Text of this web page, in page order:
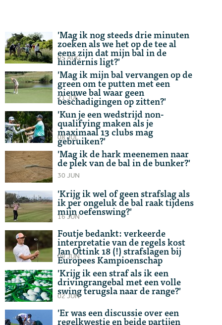
'Mag ik nog steeds drie minuten
zoeken als we het op de tee al
eens zijn dat mijn bal in de
hindernis ligt?'
05 AUG
'Mag ik mijn bal vervangen op de
green om te putten met een
nieuwe bal waar geen
beschadigingen op zitten?'
21 JUL
'Kun je een wedstrijd non-
qualifying maken als je
maximaal 13 clubs mag
gebruiken?'
08 JUL
'Mag ik de hark meenemen naar
de plek van de bal in de bunker?'
30 JUN
'Krijg ik wel of geen strafslag als
ik per ongeluk de bal raak tijdens
mijn oefenswing?'
16 JUN
Foutje bedankt: verkeerde
interpretatie van de regels kost
Jan Ottink 18 (!) strafslagen bij
Europees Kampioenschap
09 JUN
'Krijg ik een straf als ik een
drivingrangebal met een volle
swing terugsla naar de range?'
02 JUN
'Er was een discussie over een
regelkwestie en beide partijen